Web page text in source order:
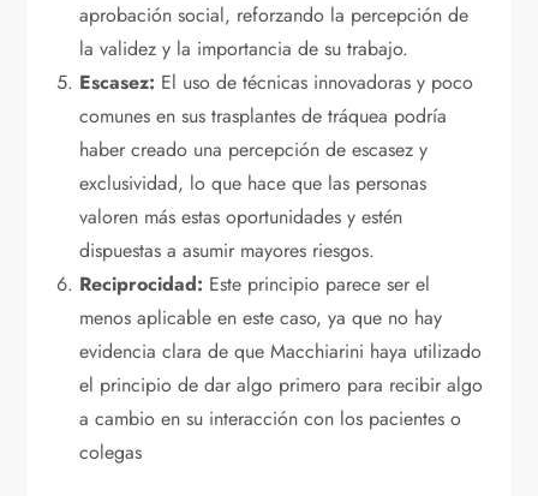
aprobación social, reforzando la percepción de
la validez y la importancia de su trabajo.
Escasez: El uso de técnicas innovadoras y poco
comunes en sus trasplantes de tráquea podría
haber creado una percepción de escasez y
exclusividad, lo que hace que las personas
valoren más estas oportunidades y estén
dispuestas a asumir mayores riesgos.
Reciprocidad: Este principio parece ser el
menos aplicable en este caso, ya que no hay
evidencia clara de que Macchiarini haya utilizado
el principio de dar algo primero para recibir algo
a cambio en su interacción con los pacientes o
colegas